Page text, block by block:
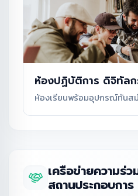
ห้องปฏิบัติการ ดิจิทัล
ห้องเรียนพร้อมอุปกรณ์ทันส
เครือข่ายความร่
สถานประกอบการ